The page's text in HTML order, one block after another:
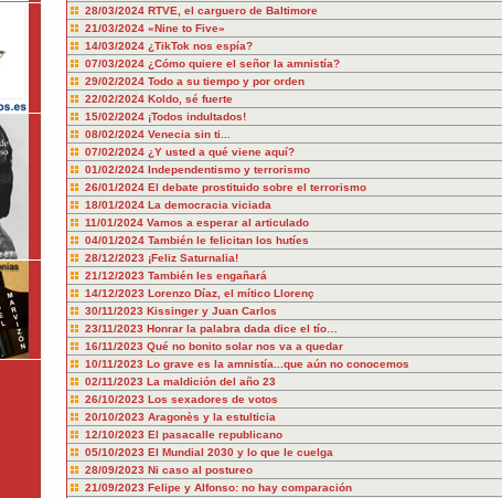
28/03/2024 RTVE, el carguero de Baltimore
21/03/2024 «Nine to Five»
14/03/2024 ¿TikTok nos espía?
07/03/2024 ¿Cómo quiere el señor la amnistía?
29/02/2024 Todo a su tiempo y por orden
22/02/2024 Koldo, sé fuerte
15/02/2024 ¡Todos indultados!
08/02/2024 Venecia sin ti...
07/02/2024 ¿Y usted a qué viene aquí?
01/02/2024 Independentismo y terrorismo
26/01/2024 El debate prostituido sobre el terrorismo
18/01/2024 La democracia viciada
11/01/2024 Vamos a esperar al articulado
04/01/2024 También le felicitan los hutíes
28/12/2023 ¡Feliz Saturnalia!
21/12/2023 También les engañará
14/12/2023 Lorenzo Díaz, el mítico Llorenç
30/11/2023 Kissinger y Juan Carlos
23/11/2023 Honrar la palabra dada dice el tío…
16/11/2023 Qué no bonito solar nos va a quedar
10/11/2023 Lo grave es la amnistía...que aún no conocemos
02/11/2023 La maldición del año 23
26/10/2023 Los sexadores de votos
20/10/2023 Aragonès y la estulticia
12/10/2023 El pasacalle republicano
05/10/2023 El Mundial 2030 y lo que le cuelga
28/09/2023 Ni caso al postureo
21/09/2023 Felipe y Alfonso: no hay comparación